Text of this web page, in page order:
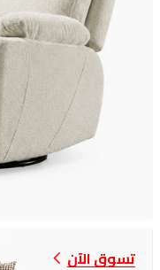
تسوق الآن